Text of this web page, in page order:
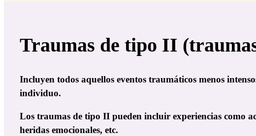
Traumas de tipo II
Incluyen todos aquellos eventos traumáticos menos
individuo.
Los traumas de tipo II pueden incluir experiencias como
heridas emocionales, etc.